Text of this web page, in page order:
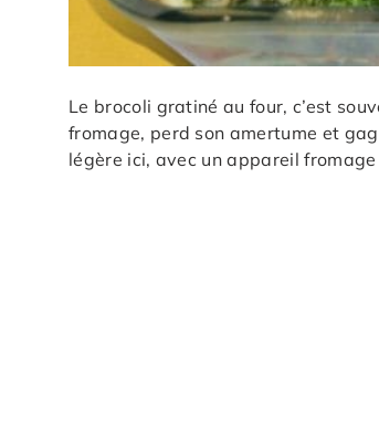
Le brocoli gratiné au four, c’est
fromage, perd son amertume et
légère ici, avec un appareil